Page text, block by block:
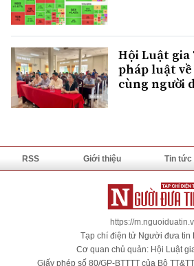
Hội Luật gia
pháp luật
cùng người
RSS Giới thiệu Tin tức
https://
Tạp chí điện tử Người đưa tin
Cơ quan chủ quản: Hội Luật
Giấy phép số 80/GP-BTTTT của Bộ